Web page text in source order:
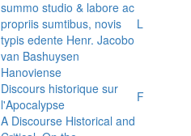
summo studio & labore ac
propriis sumtibus, novis
typis edente Henr. Jacobo
van Bashuysen
Hanoviense
L
Discours historique sur
l'Apocalypse
F
A Discourse Historical and